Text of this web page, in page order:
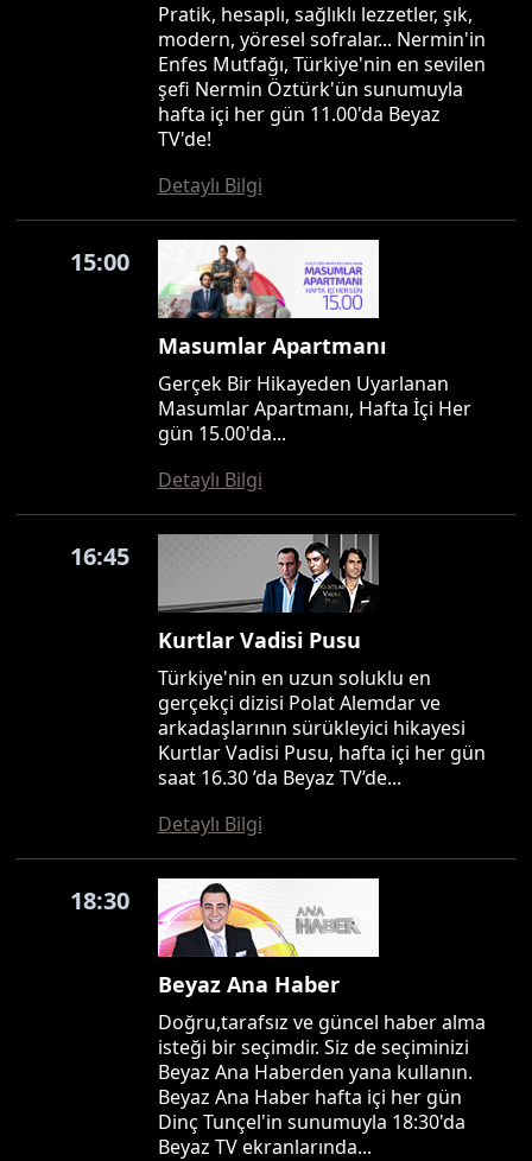
Pratik, hesaplı, sağlıklı lezzetler, şık,
modern, yöresel sofralar... Nermin'in
Enfes Mutfağı, Türkiye'nin en sevilen
şefi Nermin Öztürk'ün sunumuyla
hafta içi her gün 11.00'da Beyaz
TV'de!
Detaylı Bilgi
15:00
Masumlar Apartmanı
Gerçek Bir Hikayeden Uyarlanan
Masumlar Apartmanı, Hafta İçi Her
gün 15.00'da...
Detaylı Bilgi
16:45
Kurtlar Vadisi Pusu
Türkiye'nin en uzun soluklu en
gerçekçi dizisi Polat Alemdar ve
arkadaşlarının sürükleyici hikayesi
Kurtlar Vadisi Pusu, hafta içi her gün
saat 16.30 ’da Beyaz TV’de...
Detaylı Bilgi
18:30
Beyaz Ana Haber
Doğru,tarafsız ve güncel haber alma
isteği bir seçimdir. Siz de seçiminizi
Beyaz Ana Haberden yana kullanın.
Beyaz Ana Haber hafta içi her gün
Dinç Tunçel'in sunumuyla 18:30'da
Beyaz TV ekranlarında...